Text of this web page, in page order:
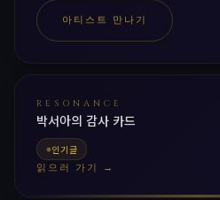
아티스트 만나기
RESONANCE
박서아의 감사 카드
인기글
읽으러 가기 →